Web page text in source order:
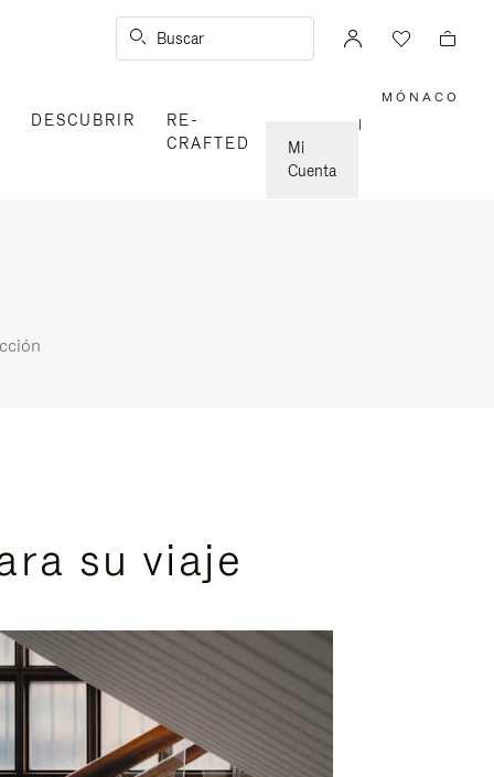
Buscar
DESCUBRIR
RE-
CRAFTED
Mi
Cuenta
MÓNACO
|
su viaje